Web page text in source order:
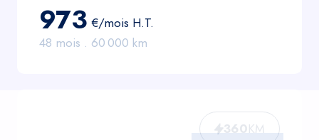
973 €/mois H.T.
48 mois . 60 000 km
360KM